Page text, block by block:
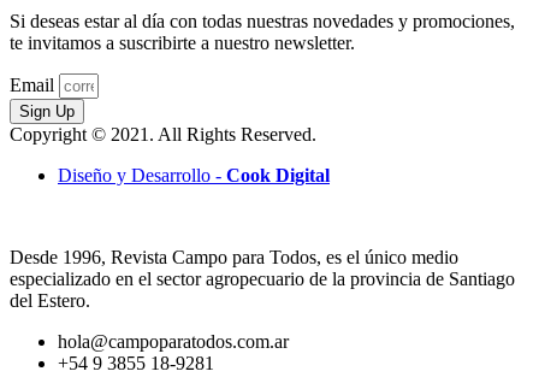
Si deseas estar al día con todas nuestras novedades y promociones,
te invitamos a suscribirte a nuestro newsletter.
Email
Sign Up
Copyright © 2021. All Rights Reserved.
Diseño y Desarrollo - Cook Digital
Desde 1996, Revista Campo para Todos, es el único medio
especializado en el sector agropecuario de la provincia de Santiago
del Estero.
hola@campoparatodos.com.ar
+54 9 3855 18-9281